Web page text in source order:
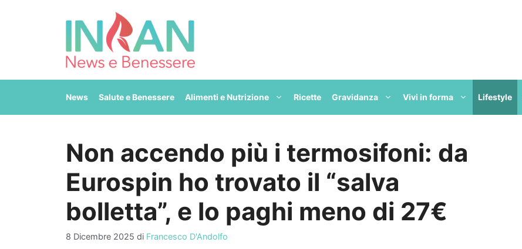
News Salute e Benessere Alimenti e Nutrizione Ricette Gravidanza Vivi in forma Lifestyle
Non accendo più i termosifoni: da
Eurospin ho trovato il “salva
bolletta”, e lo paghi meno di 27€
8 Dicembre 2025 di Francesco D'Andolfo